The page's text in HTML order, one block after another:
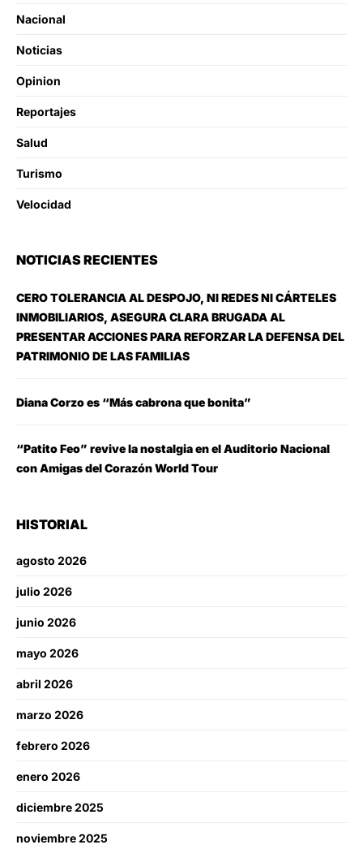
Nacional
Noticias
Opinion
Reportajes
Salud
Turismo
Velocidad
NOTICIAS RECIENTES
CERO TOLERANCIA AL DESPOJO, NI REDES NI CÁRTELES
INMOBILIARIOS, ASEGURA CLARA BRUGADA AL
PRESENTAR ACCIONES PARA REFORZAR LA DEFENSA DEL
PATRIMONIO DE LAS FAMILIAS
Diana Corzo es “Más cabrona que bonita”
“Patito Feo” revive la nostalgia en el Auditorio Nacional
con Amigas del Corazón World Tour
HISTORIAL
agosto 2026
julio 2026
junio 2026
mayo 2026
abril 2026
marzo 2026
febrero 2026
enero 2026
diciembre 2025
noviembre 2025